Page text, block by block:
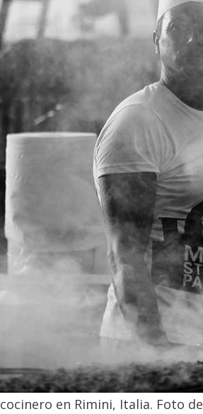
en Rimini, Italia. Foto de